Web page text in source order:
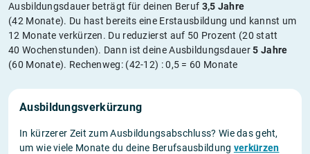
Ausbildungsdauer beträgt für deinen Beruf 3,5 Jahre
(42 Monate). Du hast bereits eine Erstausbildung und kannst um
12 Monate verkürzen. Du reduzierst auf 50 Prozent (20 statt
40 Wochenstunden). Dann ist deine Ausbildungsdauer5 Jahre
(60 Monate). Rechenweg: (42-12) : 0,5 = 60 Monate
Ausbildungsverkürzung
In kürzerer Zeit zum Ausbildungsabschluss? Wie das geht,
um wie viele Monate du deine Berufsausbildung verkürzen